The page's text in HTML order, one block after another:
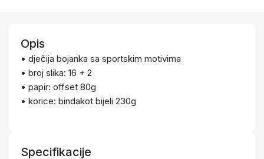
Opis
• dječija bojanka sa sportskim motivima
• broj slika: 16 + 2
• papir: offset 80g
• korice: bindakot bijeli 230g
Specifikacije